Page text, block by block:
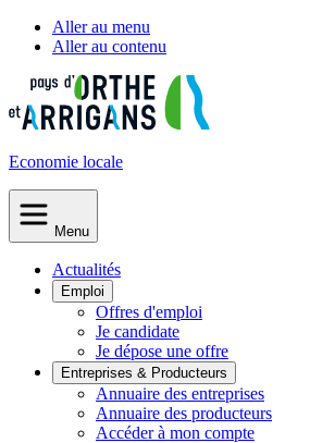
Aller au menu
Aller au contenu
Economie locale
Menu
Actualités
Emploi
Offres d'emploi
Je candidate
Je dépose une offre
Entreprises & Producteurs
Annuaire des entreprises
Annuaire des producteurs
Accéder à mon compte